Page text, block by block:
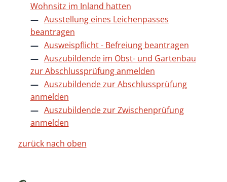
Wohnsitz im Inland hatten
Ausstellung eines Leichenpasses
beantragen
Ausweispflicht - Befreiung beantragen
Auszubildende im Obst- und Gartenbau
zur Abschlussprüfung anmelden
Auszubildende zur Abschlussprüfung
anmelden
Auszubildende zur Zwischenprüfung
anmelden
zurück nach oben